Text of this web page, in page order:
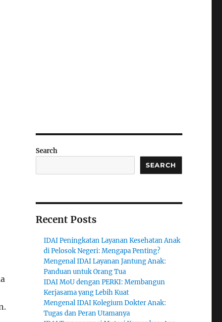
Search
SEARCH
Recent Posts
IDAI Peningkatan Layanan Kesehatan Anak
di Pelosok Negeri: Mengapa Penting?
Mengenal IDAI Layanan Jantung Anak:
Panduan untuk Orang Tua
IDAI MoU dengan PERKI: Membangun
Kerjasama yang Lebih Kuat
Mengenal IDAI Kolegium Dokter Anak:
Tugas dan Peran Utamanya